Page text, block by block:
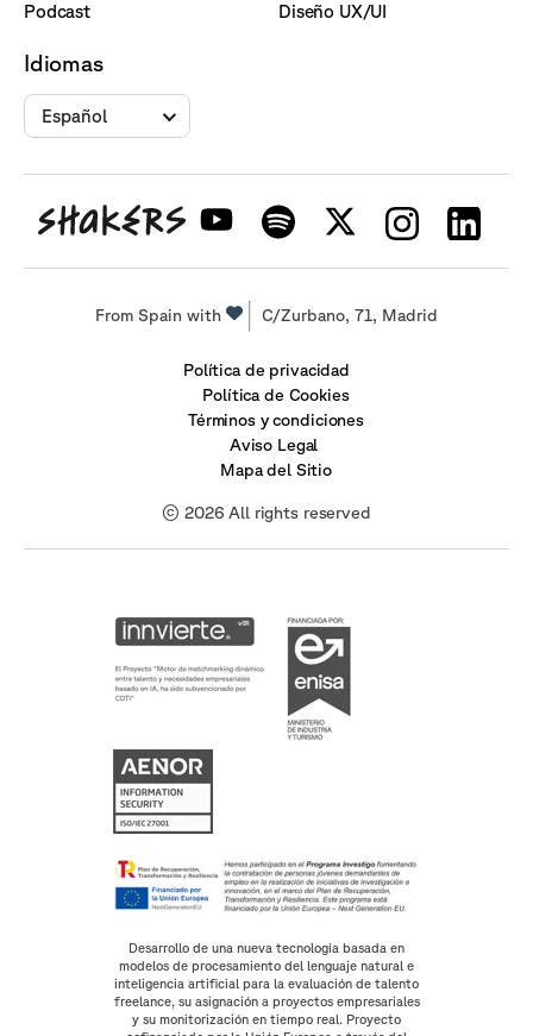
Podcast
Diseño UX/UI
Idiomas
Español
From Spain with C/Zurbano, 71, Madrid
Política de privacidad
Política de Cookies
Términos y condiciones
Aviso Legal
Mapa del Sitio
© 2026 All rights reserved
Desarrollo de una nueva tecnología basada en
modelos de procesamiento del lenguaje natural e
inteligencia artificial para la evaluación de talento
freelance, su asignación a proyectos empresariales
y su monitorización en tiempo real. Proyecto